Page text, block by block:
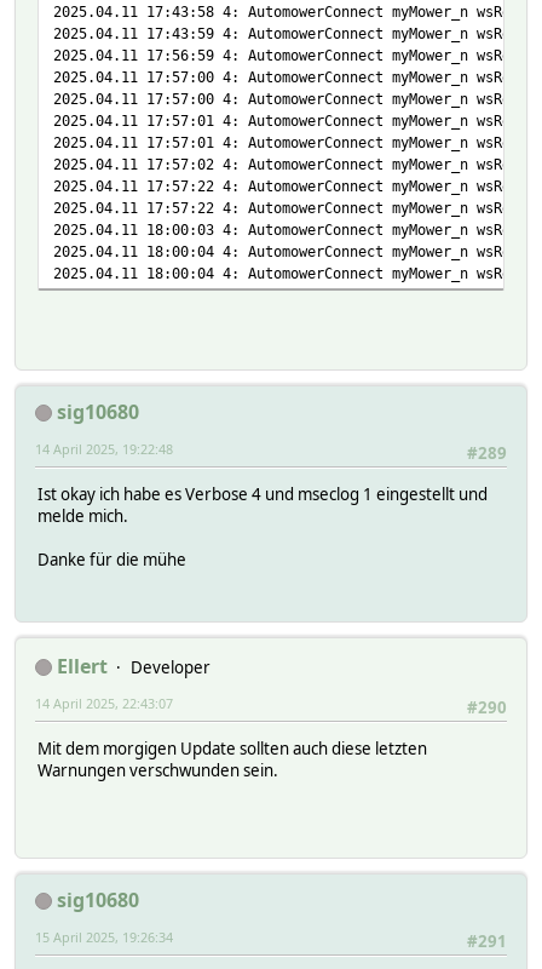
2025.04.11 17:43:58 4: AutomowerConnect myMower_n
2025.04.11 17:43:59 4: AutomowerConnect myMower_n
2025.04.11 17:56:59 4: AutomowerConnect myMower_n
2025.04.11 17:57:00 4: AutomowerConnect myMower_n
2025.04.11 17:57:00 4: AutomowerConnect myMower_n
2025.04.11 17:57:01 4: AutomowerConnect myMower_n
2025.04.11 17:57:01 4: AutomowerConnect myMower_n
2025.04.11 17:57:02 4: AutomowerConnect myMower_n
2025.04.11 17:57:22 4: AutomowerConnect myMower_n
2025.04.11 17:57:22 4: AutomowerConnect myMower_n
2025.04.11 18:00:03 4: AutomowerConnect myMower_n
2025.04.11 18:00:04 4: AutomowerConnect myMower_n
2025.04.11 18:00:04 4: AutomowerConnect myMower_n
sig10680
#289
14 April 2025, 19:22:48
Ist okay ich habe es Verbose 4 und mseclog 1 eingestellt und
melde mich.
Danke für die mühe
Ellert
Developer
#290
14 April 2025, 22:43:07
Mit dem morgigen Update sollten auch diese letzten
Warnungen verschwunden sein.
sig10680
#291
15 April 2025, 19:26:34